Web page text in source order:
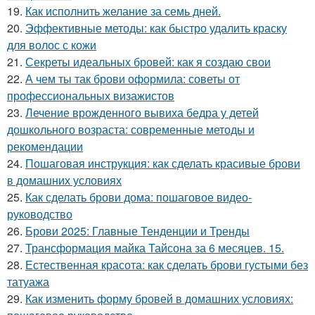
19. Как исполнить желание за семь дней.
20. Эффективные методы: как быстро удалить краску
для волос с кожи
21. Секреты идеальных бровей: как я создаю свои
22. А чем ты так брови оформила: советы от
профессиональных визажистов
23. Лечение врожденного вывиха бедра у детей
дошкольного возраста: современные методы и
рекомендации
24. Пошаговая инструкция: как сделать красивые брови
в домашних условиях
25. Как сделать брови дома: пошаговое видео-
руководство
26. Брови 2025: Главные Тенденции и Тренды
27. Трансформация майка Тайсона за 6 месяцев. 15.
28. Естественная красота: как сделать брови густыми без
татуажа
29. Как изменить форму бровей в домашних условиях: